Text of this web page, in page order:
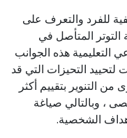
للفرد والتعرف على
التوتر المتأصل في
التعليمية هذه الجوانب
التحيزات التي قد
التنوير بتقييم أكثر
، وبالتالي صياغة
الشخصية.